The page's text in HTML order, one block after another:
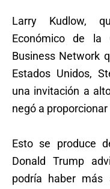
Larry Kudlow,
Económico de
Business Network
Estados Unidos,
una invitación a
negó a
Esto se produce
Donald Trump
podría haber más